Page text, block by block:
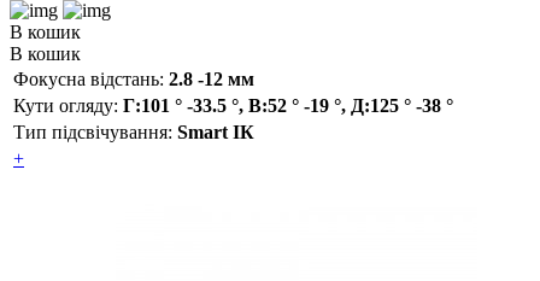
В кошик
В кошик
Фокусна відстань: 2.8 -12 мм
Кути огляду: Г:101 ° -33.5 °, В:52 ° -19 °, Д:125 ° -38 °
Тип підсвічування: Smart ІК
+